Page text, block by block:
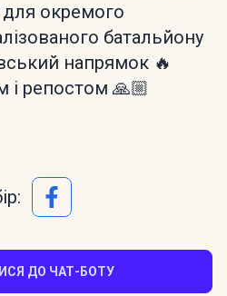
для окремого
батальйону
напрямок 🔥
і репостом 🙏🏼
ДО ЧАТ-БОТУ